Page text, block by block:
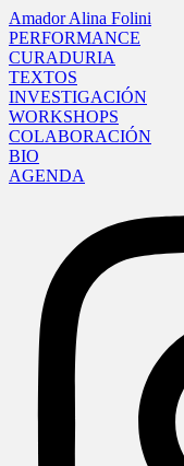
Amador Alina Folini
PERFORMANCE
CURADURIA
TEXTOS
INVESTIGACIÓN
WORKSHOPS
COLABORACIÓN
BIO
AGENDA